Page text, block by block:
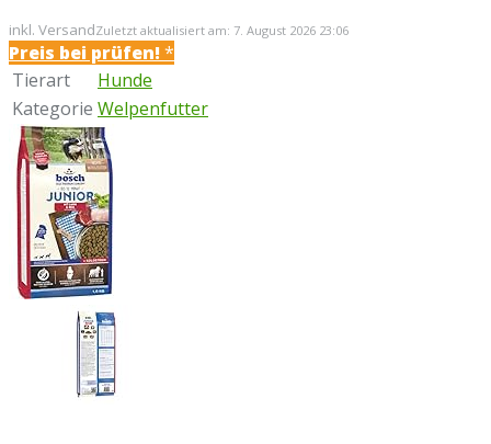
inkl. VersandZuletzt aktualisiert am: 7. August 2026 23:06
Preis bei prüfen!*
Tierart
Hunde
Kategorie Welpenfutter